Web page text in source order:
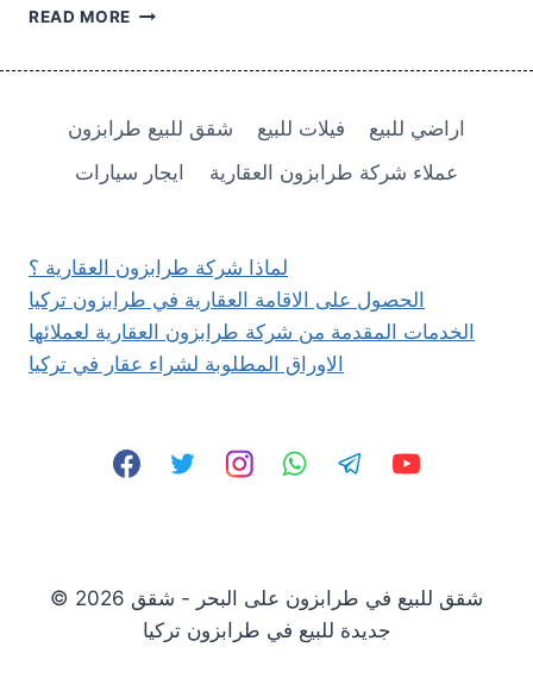
READ MORE فيلا
أكيازي
570.000
$
شقق للبيع طرابزون فيلات للبيع
اراضي للبيع
ايجار سيارات
عملاء شركة طرابزون العقارية
لماذا شركة طرابزون العقارية ؟
الحصول على الاقامة العقارية في طرابزون تركيا
الخدمات المقدمة من شركة طرابزون العقارية لعملائها
الاوراق المطلوبة لشراء عقار في تركيا
© 2026 شقق للبيع في طرابزون على البحر - شقق
جديدة للبيع في طرابزون تركيا